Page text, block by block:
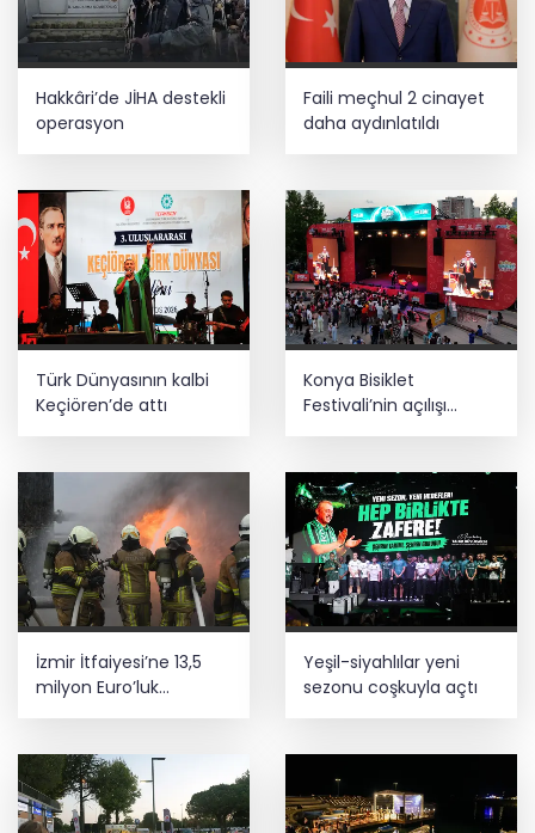
Hakkâri’de JİHA destekli
operasyon
Faili meçhul 2 cinayet
daha aydınlatıldı
Türk Dünyasının kalbi
Keçiören’de attı
Konya Bisiklet
Festivali’nin açılışı
İzmir İtfaiyesi’ne 13,5
milyon Euro’luk
teknoloji yatırımı
Yeşil-siyahlılar yeni
sezonu coşkuyla açtı